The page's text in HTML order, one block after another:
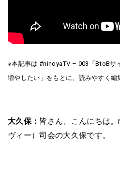
※本記事は #ninoyaTV – 003「BtoBサ
増やしたい」をもとに、読みやすく編
大久保： 皆さん、こんにちは
ヴィー）司会の大久保です。